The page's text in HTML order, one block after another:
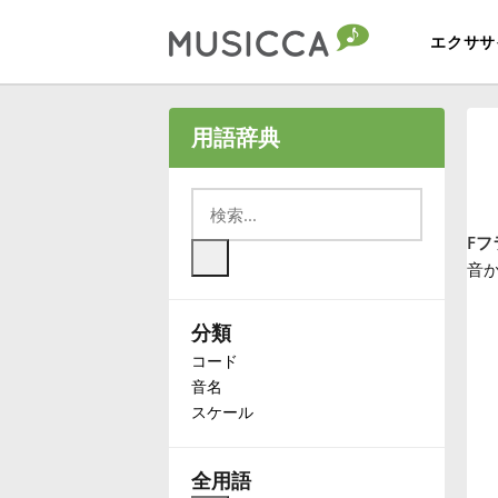
エクサ
Български
Deutsch
Español
用語辞典
分類
コード
音名
スケール
全用語
F
音